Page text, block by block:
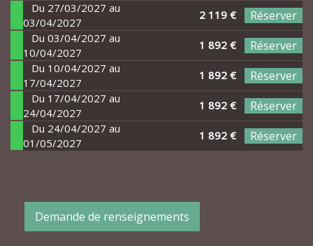
Du 27/03/2027 au
03/04/2027
2 119 € Réserver
Du 03/04/2027 au
10/04/2027
1 892 € Réserver
Du 10/04/2027 au
17/04/2027
1 892 € Réserver
Du 17/04/2027 au
24/04/2027
1 892 € Réserver
Du 24/04/2027 au
01/05/2027
1 892 € Réserver
Demande de renseignements